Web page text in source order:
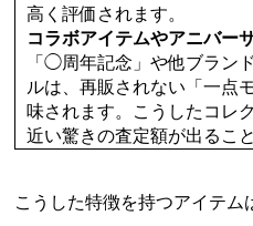
高く評価されます。
コラボアイテムやアニバー
「◯周年記念」や他ブラン
ルは、再販されない「一点
味されます。こうしたコレ
近い驚きの査定額が出るこ
こうした特徴を持つアイテム